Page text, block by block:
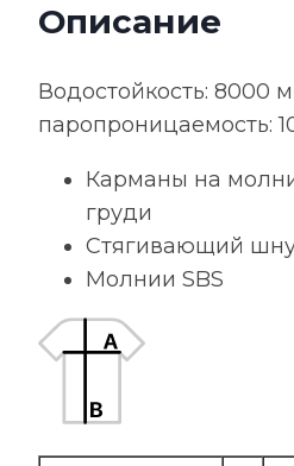
Описание
Водостойкость: 8000
паропроницаемость:
Карманы на
груди
Стягивающий
Молнии SBS